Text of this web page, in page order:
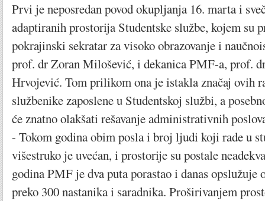
Prvi je neposredan povod okupljanja 16. marta i
adaptiranih prostorija Studentske službe, kojem su
pokrajinski sekratar za visoko obrazovanje i
prof. dr Zoran Milošević, i dekanica PMF-a, prof.
Hrvojević. Tom prilikom ona je istakla značaj ovih
službenike zaposlene u Studentskoj službi, a
će znatno olakšati rešavanje administrativnih
- Tokom godina obim posla i broj ljudi koji rade u
višestruko je uvećan, i prostorije su postale
godina PMF je dva puta porastao i danas opslužuje
preko 300 nastanika i saradnika. Proširivanjem